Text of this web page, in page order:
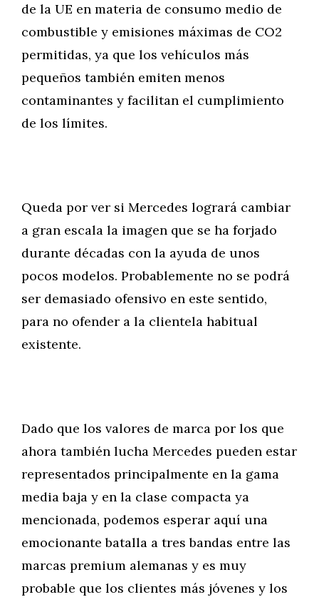
de la UE en materia de consumo medio de
combustible y emisiones máximas de CO2
permitidas, ya que los vehículos más
pequeños también emiten menos
contaminantes y facilitan el cumplimiento
de los límites.
Queda por ver si Mercedes logrará cambiar
a gran escala la imagen que se ha forjado
durante décadas con la ayuda de unos
pocos modelos. Probablemente no se podrá
ser demasiado ofensivo en este sentido,
para no ofender a la clientela habitual
existente.
Dado que los valores de marca por los que
ahora también lucha Mercedes pueden estar
representados principalmente en la gama
media baja y en la clase compacta ya
mencionada, podemos esperar aquí una
emocionante batalla a tres bandas entre las
marcas premium alemanas y es muy
probable que los clientes más jóvenes y los